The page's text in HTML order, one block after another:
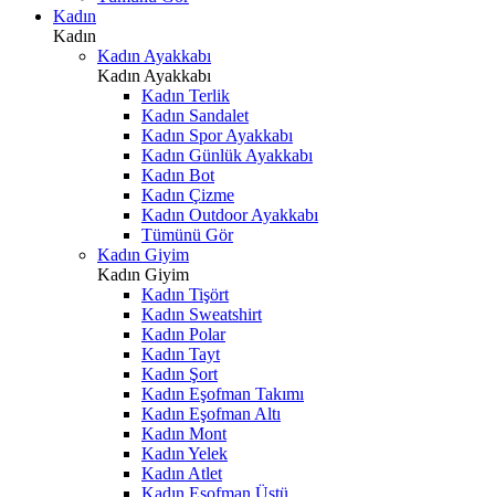
Kadın
Kadın
Kadın Ayakkabı
Kadın Ayakkabı
Kadın Terlik
Kadın Sandalet
Kadın Spor Ayakkabı
Kadın Günlük Ayakkabı
Kadın Bot
Kadın Çizme
Kadın Outdoor Ayakkabı
Tümünü Gör
Kadın Giyim
Kadın Giyim
Kadın Tişört
Kadın Sweatshirt
Kadın Polar
Kadın Tayt
Kadın Şort
Kadın Eşofman Takımı
Kadın Eşofman Altı
Kadın Mont
Kadın Yelek
Kadın Atlet
Kadın Eşofman Üstü